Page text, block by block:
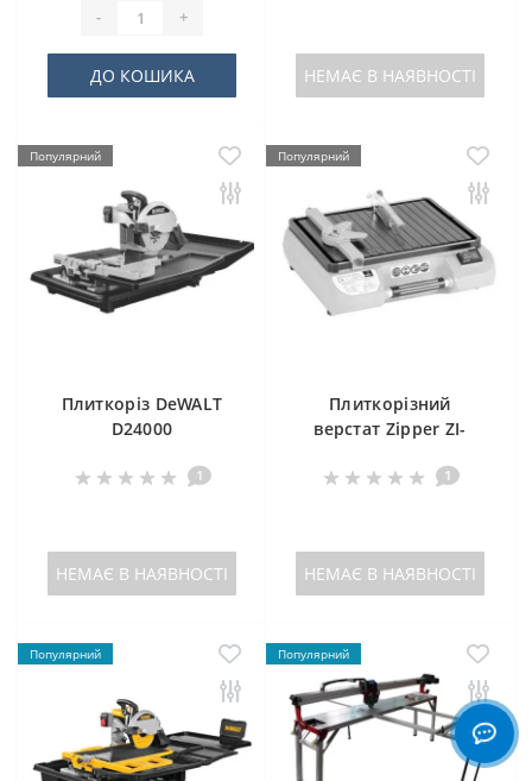
- +
ДО КОШИКА НЕМАЄ В НАЯВНОСТІ
Популярний
Плиткоріз DeWALT
D24000
1
НЕМАЄ В НАЯВНОСТІ
Популярний
Плиткорізний
верстат Zipper ZI-
1
НЕМАЄ В НАЯВНОСТІ
Популярний Популярний